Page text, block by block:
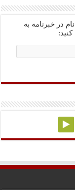
در خبرنامه به